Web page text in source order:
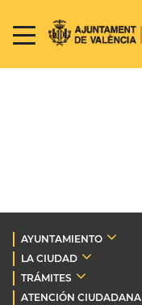
AYUNTAMIENTO
LA CIUDAD
TRÁMITES
ATENCIÓN CIUDADANA